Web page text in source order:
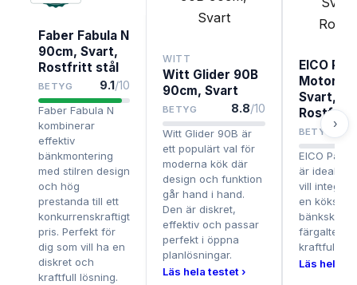
Faber Fabula N
90cm, Svart,
Rostfritt stål
BETYG 9.1/10
Faber Fabula N
kombinerar
effektiv
bänkmontering
med stilren design
och hög
prestanda till ett
konkurrenskraftigt
pris. Perfekt för
dig som vill ha en
diskret och
kraftfull lösning.
WITT
Witt Glider 90B
90cm, Svart
BETYG 8.8/10
Witt Glider 90B är
ett populärt val för
moderna kök där
design och funktion
går hand i hand.
Den är diskret,
effektiv och passar
perfekt i öppna
planlösningar.
Läs hela testet ›
EICO
Motor
Svart,
Rostfritt
BETYG
EICO
är idealisk
vill
en köksö
bänkskiva,
kraftfull
Läs hela
›